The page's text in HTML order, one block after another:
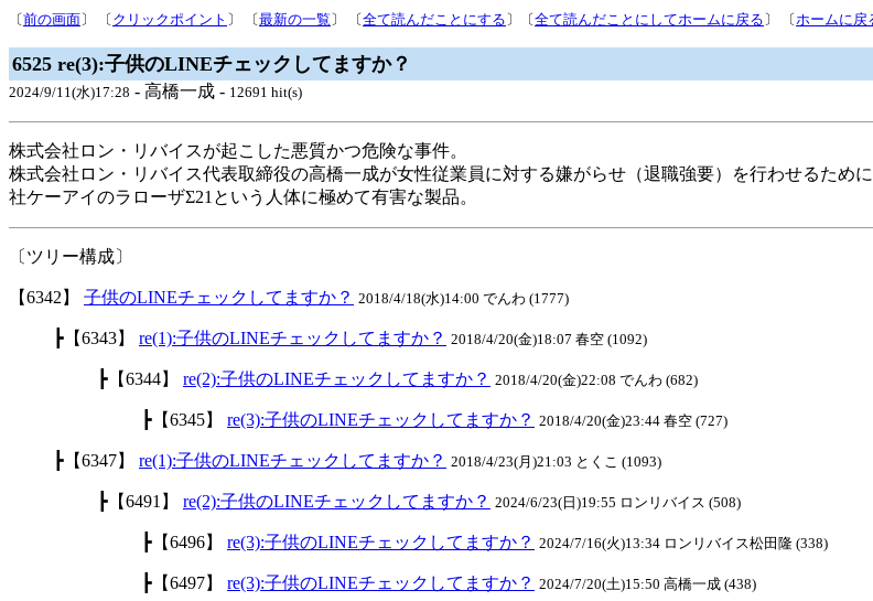
〔前の画面〕 〔 クリックポイント 〕 〔最新の一覧 〕 〔全て読んだことにする 〕〔全て読んだことにしてホームに戻る 〕 〔ホームに戻
6525 re(3):子供のLINEチェックしてますか？
2024/9/11(水)17:28 - 高橋一成 - 12691 hit(s)
株式会社ロン・リバイスが起こした悪質かつ危険な事件。
株式会社ロン・リバイス代表取締役の高橋一成が女性従業員に対する嫌がらせ（退職強要）を行わせるため
社ケーアイのラローザΣ21という人体に極めて有害な製品。
〔ツリー構成〕
【6342】 子供のLINEチェックしてますか？ 2018/4/18(水)14:00 でんわ (1777)
┣【6343】 re(1):子供のLINEチェックしてますか？ 2018/4/20(金)18:07 春空 (1092)
┣【6344】 re(2):子供のLINEチェックしてますか？ 2018/4/20(金)22:08 でんわ (682)
┣【6345】 re(3):子供のLINEチェックしてますか？ 2018/4/20(金)23:44 春空 (727)
┣【6347】 re(1):子供のLINEチェックしてますか？ 2018/4/23(月)21:03 とくこ (1093)
┣【6491】 re(2):子供のLINEチェックしてますか？ 2024/6/23(日)19:55 ロンリバイス (508)
┣【6496】 re(3):子供のLINEチェックしてますか？ 2024/7/16(火)13:34 ロンリバイス松田隆 (338)
┣【6497】 re(3):子供のLINEチェックしてますか？ 2024/7/20(土)15:50 高橋一成 (438)